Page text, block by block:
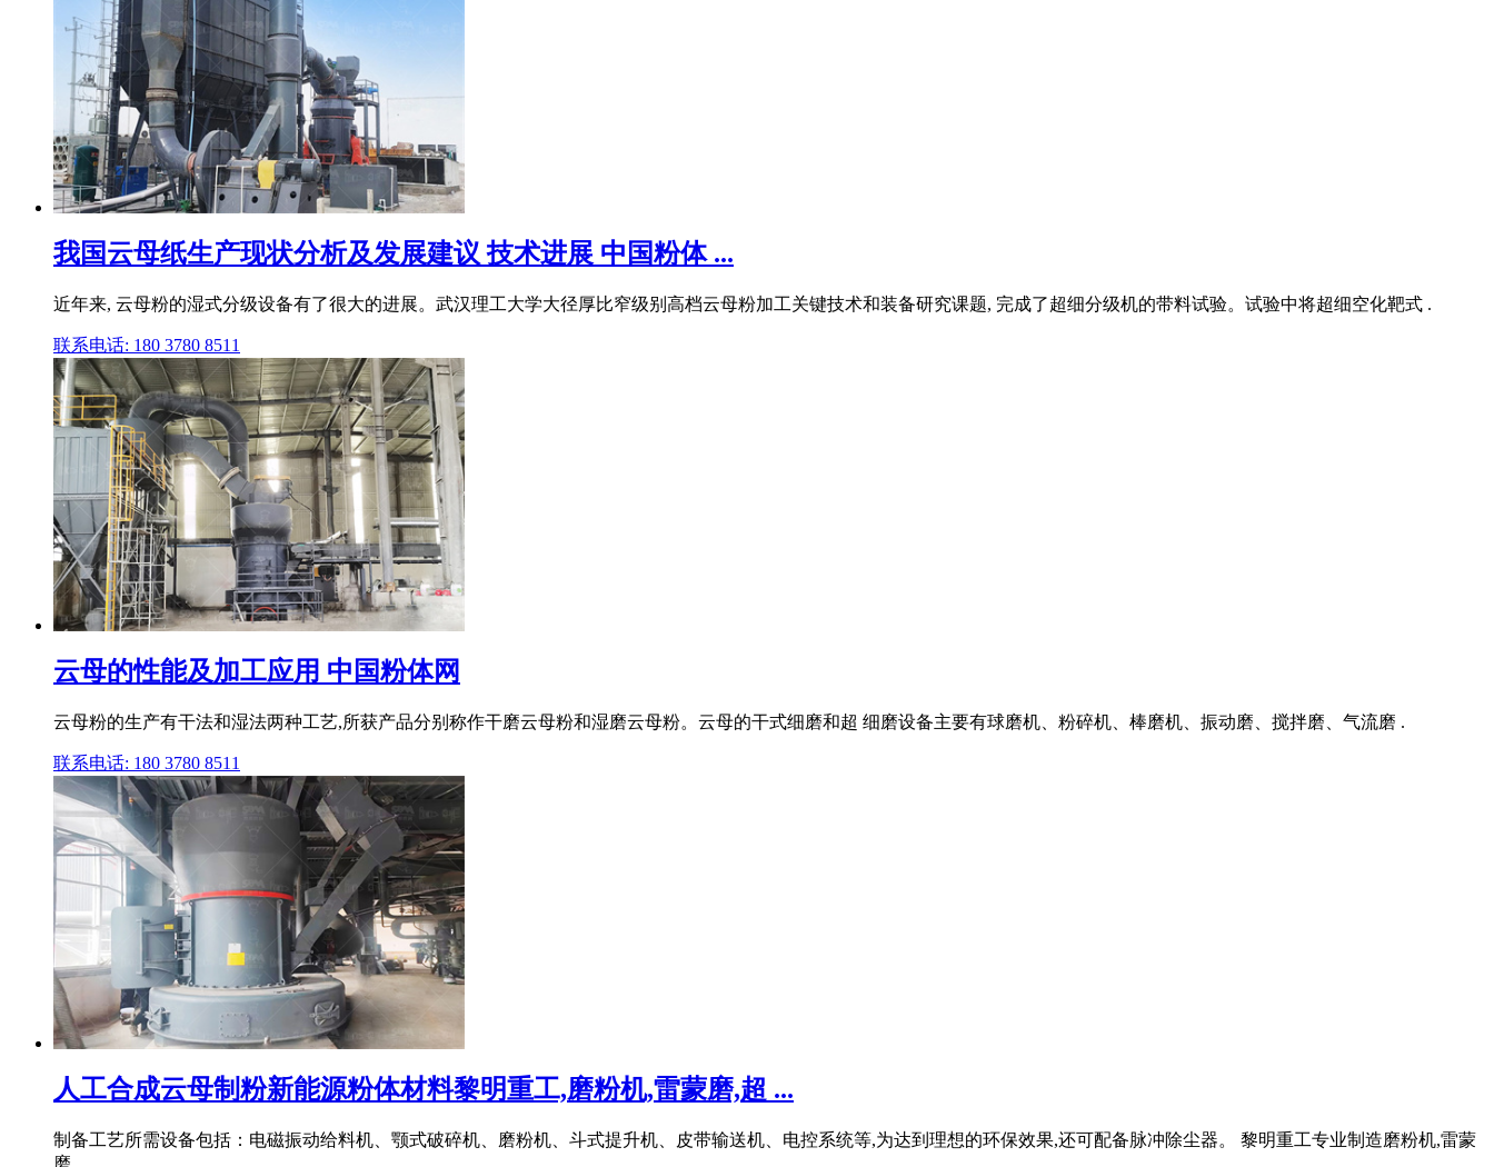
我国云母纸生产现状分析及发展建议 技术进展 中国粉体 ...
近年来, 云母粉的湿式分级设备有了很大的进展。武汉理工大学大径厚比窄级别高档云母粉加工关键技术和装备研究课题, 完成了超细分级机的带料试验。试验中将超细空化靶式 .
联系电话: 180 3780 8511
云母的性能及加工应用 中国粉体网
云母粉的生产有干法和湿法两种工艺,所获产品分别称作干磨云母粉和湿磨云母粉。云母的干式细磨和超 细磨设备主要有球磨机、粉碎机、棒磨机、振动磨、搅拌磨、气流磨 .
联系电话: 180 3780 8511
人工合成云母制粉新能源粉体材料黎明重工,磨粉机,雷蒙磨,超 ...
制备工艺所需设备包括：电磁振动给料机、颚式破碎机、磨粉机、斗式提升机、皮带输送机、电控系统等,为达到理想的环保效果,还可配备脉冲除尘器。 黎明重工专业制造磨粉机,雷蒙
磨 .